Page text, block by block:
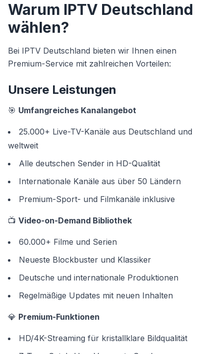
Warum IPTV Deutschland
wählen?
Bei IPTV Deutschland bieten wir Ihnen einen
Premium-Service mit zahlreichen Vorteilen:
Unsere Leistungen
🎯 Umfangreiches Kanalangebot
25.000+ Live-TV-Kanäle aus Deutschland und
weltweit
Alle deutschen Sender in HD-Qualität
Internationale Kanäle aus über 50 Ländern
Premium-Sport- und Filmkanäle inklusive
📺 Video-on-Demand Bibliothek
60.000+ Filme und Serien
Neueste Blockbuster und Klassiker
Deutsche und internationale Produktionen
Regelmäßige Updates mit neuen Inhalten
💎 Premium-Funktionen
HD/4K-Streaming für kristallklare Bildqualität